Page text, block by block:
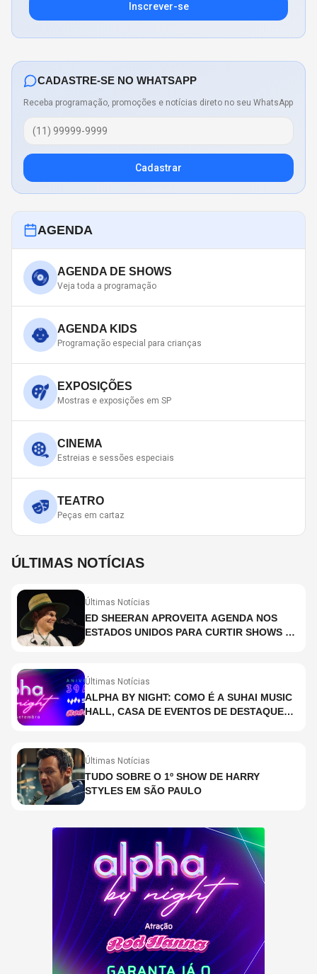
Inscrever-se
CADASTRE-SE NO WHATSAPP
Receba programação, promoções e notícias direto no seu WhatsApp
Cadastrar
AGENDA
AGENDA DE SHOWS
Veja toda a programação
AGENDA KIDS
Programação especial para crianças
EXPOSIÇÕES
Mostras e exposições em SP
CINEMA
Estreias e sessões especiais
TEATRO
Peças em cartaz
ÚLTIMAS NOTÍCIAS
Últimas Notícias
ED SHEERAN APROVEITA AGENDA NOS
ESTADOS UNIDOS PARA CURTIR SHOWS DO
Últimas Notícias
ALPHA BY NIGHT: COMO É A SUHAI MUSIC
HALL, CASA DE EVENTOS DE DESTAQUE
Últimas Notícias
TUDO SOBRE O 1º SHOW DE HARRY
STYLES EM SÃO PAULO